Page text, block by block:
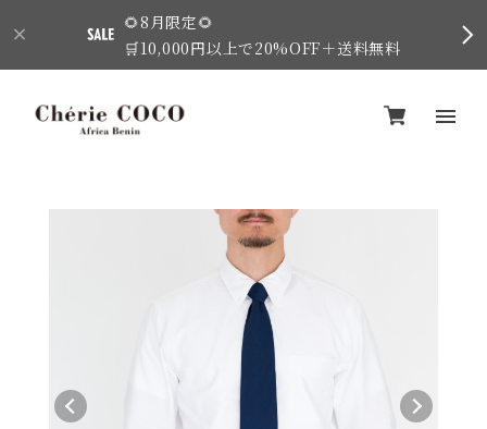
🌻8月限定🌻
🛒10,000円以上で20%OFF＋送料無料